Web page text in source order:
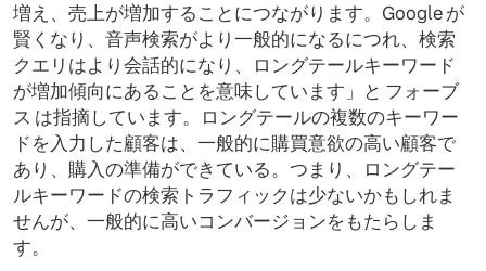
増え、売上が増加することにつながります。Google が
賢くなり、音声検索がより一般的になるにつれ、検索
クエリはより会話的になり、ロングテールキーワード
が増加傾向にあることを意味しています」と フォーブ
ス は指摘しています。ロングテールの複数のキーワー
ドを入力した顧客は、一般的に購買意欲の高い顧客で
あり、購入の準備ができている。つまり、ロングテー
ルキーワードの検索トラフィックは少ないかもしれま
せんが、一般的に高いコンバージョンをもたらしま
す。